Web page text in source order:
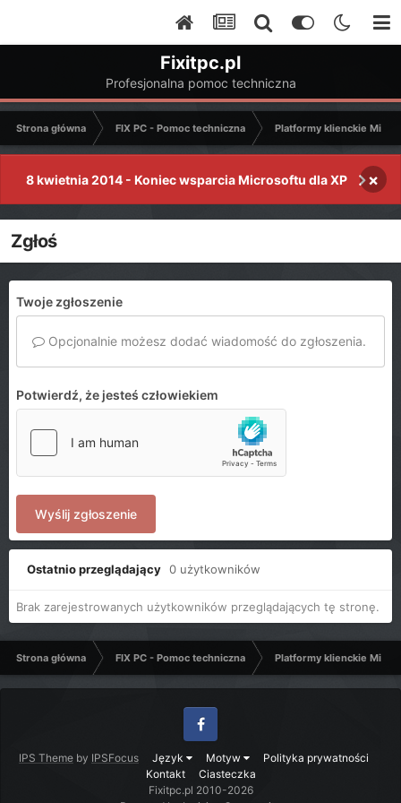
Fixitpc.pl
Profesjonalna pomoc techniczna
Strona główna FIX PC - Pomoc techniczna Platformy klienckie
8 kwietnia 2014 - Koniec wsparcia Microsoftu dla XP ×
Zgłoś
Twoje zgłoszenie
Opcjonalnie możesz dodać wiadomość do zgłoszenia.
Potwierdź, że jesteś człowiekiem
Wyślij zgłoszenie
Ostatnio przeglądający 0 użytkowników
Brak zarejestrowanych użytkowników przeglądających tę stronę.
Strona główna FIX PC - Pomoc techniczna Platformy klienckie
IPS Theme by IPSFocus Język Motyw
Polityka prywatności
Kontakt
Ciasteczka
Facebook
Fixitpc.pl 2010-2026